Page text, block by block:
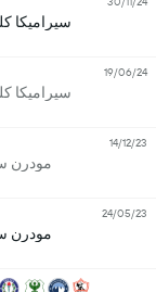
سيراميكا
سيراميكا
19/06/24
مودرن
14/12/23
مودرن
24/05/23